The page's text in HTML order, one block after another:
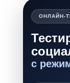
ОНЛАЙН-
с